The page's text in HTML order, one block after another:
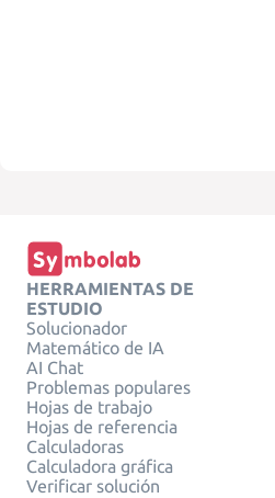
HERRAMIENTAS DE
ESTUDIO
Solucionador
Matemático de IA
AI Chat
Problemas populares
Hojas de trabajo
Hojas de referencia
Calculadoras
Calculadora gráfica
Verificar solución